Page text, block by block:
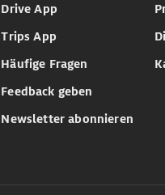
Drive App
Trips App
Häufige Fragen
Feedback geben
Newsletter abonnieren